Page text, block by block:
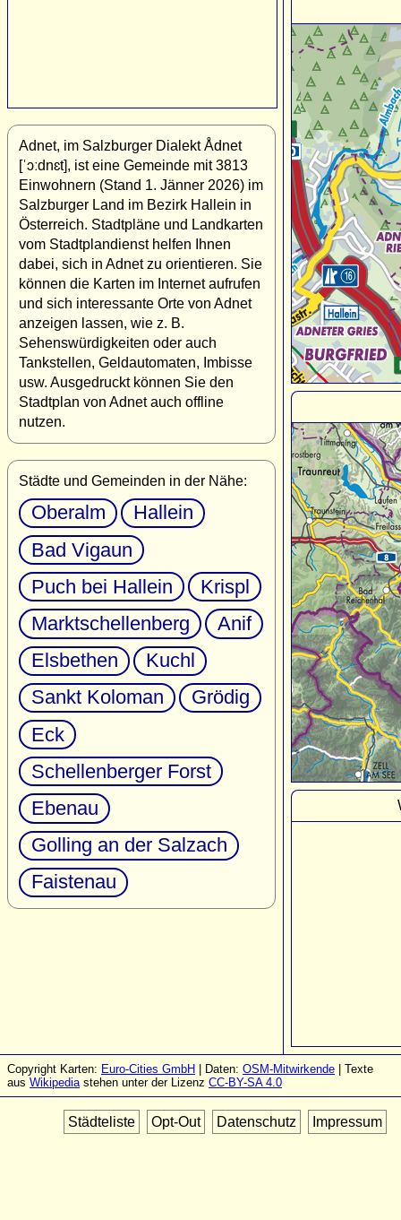
Adnet, im Salzburger Dialekt Ådnet
[ˈɔːdnɛt], ist eine Gemeinde mit 3813
Einwohnern (Stand 1. Jänner 2026) im
Salzburger Land im Bezirk Hallein in
Österreich. Stadtpläne und Landkarten
vom Stadtplandienst helfen Ihnen
dabei, sich in Adnet zu orientieren. Sie
können die Karten im Internet aufrufen
und sich interessante Orte von Adnet
anzeigen lassen, wie z. B.
Sehenswürdigkeiten oder auch
Tankstellen, Geldautomaten, Imbisse
usw. Ausgedruckt können Sie den
Stadtplan von Adnet auch offline
nutzen.
Städte und Gemeinden in der Nähe:
Oberalm
Hallein
Bad Vigaun
Puch bei Hallein
Krispl
Marktschellenberg
Anif
Elsbethen
Kuchl
Sankt Koloman
Grödig
Eck
Schellenberger Forst
Ebenau
Golling an der Salzach
Faistenau
Copyright Karten: Euro-Cities GmbH | Daten: OSM-Mitwirkende | Texte
aus Wikipediastehen unter der Lizenz CC-BY-SA 4.0
Städteliste Opt-Out Datenschutz Impressum